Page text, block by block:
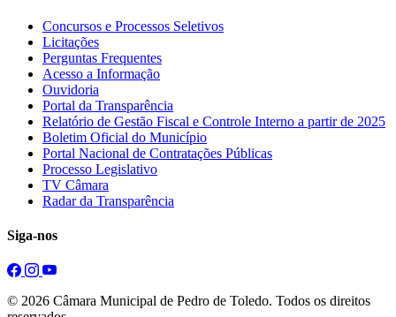
Concursos e Processos Seletivos
Licitações
Perguntas Frequentes
Acesso a Informação
Ouvidoria
Portal da Transparência
Relatório de Gestão Fiscal e Controle Interno a partir de 2025
Boletim Oficial do Município
Portal Nacional de Contratações Públicas
Processo Legislativo
TV Câmara
Radar da Transparência
Siga-nos
© 2026 Câmara Municipal de Pedro de Toledo. Todos os direitos